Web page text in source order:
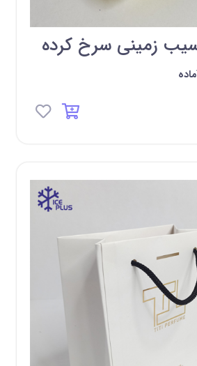
زمینی سرخ کرده